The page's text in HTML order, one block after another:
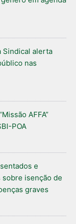
Sindical alerta
nas
AFFA”
POA
e
sobre isenção de
graves